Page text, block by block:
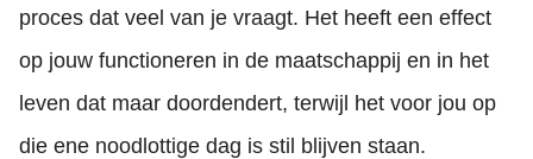
proces dat veel van je vraagt. Het heeft een effect
op jouw functioneren in de maatschappij en in het
leven dat maar doordendert, terwijl het voor jou op
die ene noodlottige dag is stil blijven staan.